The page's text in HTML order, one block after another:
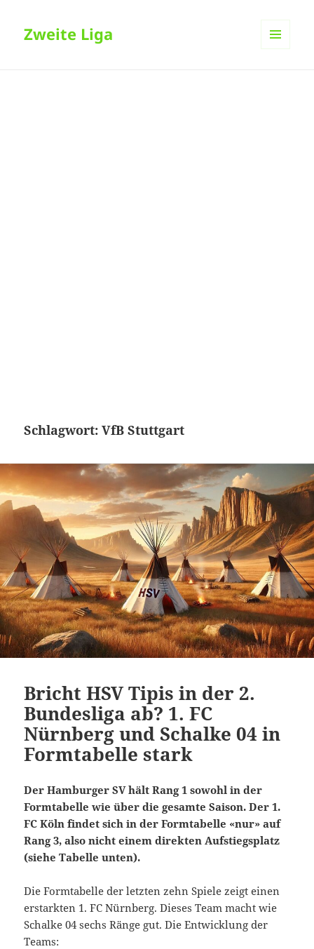
Zweite Liga
Schlagwort:VfB Stuttgart
Bricht HSV Tipis in der 2.
Bundesliga ab? 1. FC
Nürnberg und Schalke 04 in
Formtabelle stark
Der Hamburger SV hält Rang 1 sowohl in der
Formtabelle wie über die gesamte Saison. Der 1.
FC Köln findet sich in der Formtabelle «nur» auf
Rang 3, also nicht einem direkten Aufstiegsplatz
(siehe Tabelle unten).
Die Formtabelle der letzten zehn Spiele zeigt einen
erstarkten 1. FC Nürnberg. Dieses Team macht wie
Schalke 04 sechs Ränge gut. Die Entwicklung der
Teams: